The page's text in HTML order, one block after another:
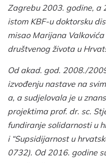
Zagrebu 2003. godine, a
istom KBF-u doktorsku
misao Marijana
društvenog života u
Od akad. god. 2008./
izvođenju nastave na
a, a sudjelovala je u
projektima prof. dr. sc.
fundiranje solidarnosti u
i “Supsidijarnost u
0732). Od 2016. godine